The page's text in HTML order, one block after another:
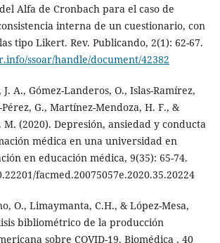
Alfa de Cronbach para el caso de
interna de un cuestionario, con
tipo Likert. Rev. Publicando, 2(1): 62-67.
ssoar/handle/document/42382
J. A., Gómez-Landeros, O., Islas-Ramírez,
G., Martínez-Mendoza, H. F., &
M. (2020). Depresión, ansiedad y conducta
médica en una universidad en
en educación médica, 9(35): 65-74.
facmed.20075057e.2020.35.20224
O., Limaymanta, C.H., & López-Mesa,
bibliométrico de la producción
sobre COVID-19. Biomédica , 40